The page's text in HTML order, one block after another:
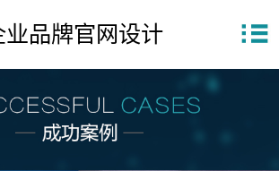
业品牌官网设计